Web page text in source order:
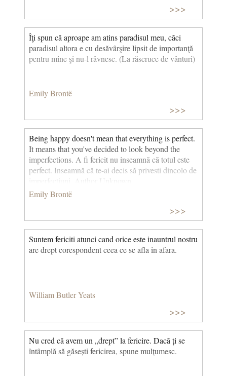
>>>
Îţi spun că aproape am atins paradisul meu, căci
paradisul altora e cu desăvârşire lipsit de importanţă
pentru mine şi nu-l râvnesc. (La răscruce de vânturi)
Emily Brontë
>>>
Being happy doesn't mean that everything is perfect.
It means that you've decided to look beyond the
imperfections. A fi fericit nu inseamnă că totul este
perfect. Inseamnă că te-ai decis să privesti dincolo de
imperfecţiuni. Author Unknown
Emily Brontë
>>>
Suntem fericiti atunci cand orice este inauntrul nostru
are drept corespondent ceea ce se afla in afara.
William Butler Yeats
>>>
Nu cred că avem un „drept” la fericire. Dacă ți se
întâmplă să găsești fericirea, spune mulțumesc.